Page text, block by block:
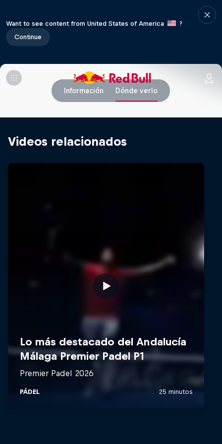
Want to see content from United States of America
?
Continue
Información Dónde verlo
Videos relacionados